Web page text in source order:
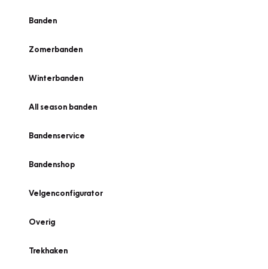
Banden
Zomerbanden
Winterbanden
All season banden
Bandenservice
Bandenshop
Velgenconfigurator
Overig
Trekhaken